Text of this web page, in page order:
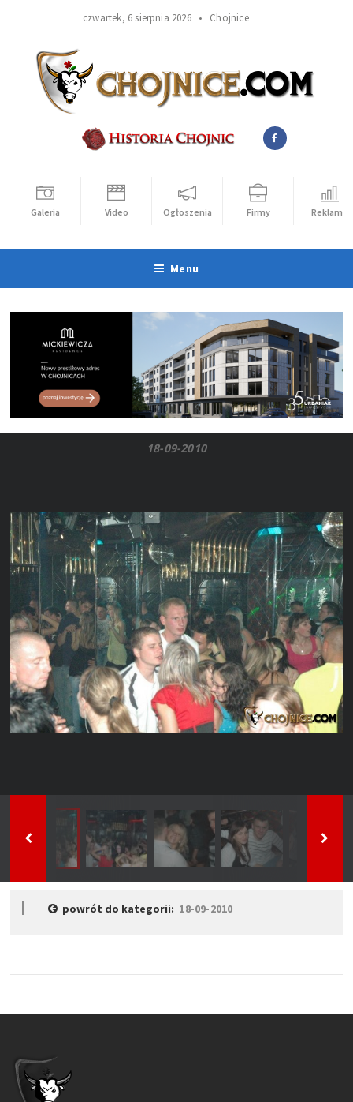
czwartek, 6 sierpnia 2026 • Chojnice
Galeria Video Ogłoszenia Firmy Reklama
Menu
18-09-2010
powrót do kategorii: 18-09-2010